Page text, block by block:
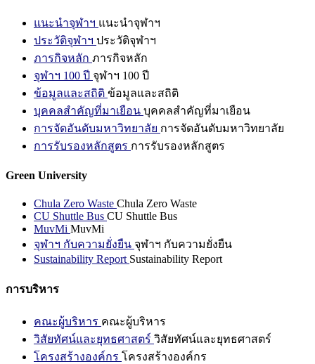
แนะนำจุฬาฯ แนะนำจุฬาฯ
ประวัติจุฬาฯ ประวัติจุฬาฯ
ภารกิจหลัก ภารกิจหลัก
จุฬาฯ 100 ปี จุฬาฯ 100 ปี
ข้อมูลและสถิติ ข้อมูลและสถิติ
บุคคลสำคัญที่มาเยือน บุคคลสำคัญที่มาเยือน
การจัดอันดับมหาวิทยาลัย การจัดอันดับมหาวิทยาลัย
การรับรองหลักสูตร การรับรองหลักสูตร
Green University
Chula Zero Waste Chula Zero Waste
CU Shuttle Bus CU Shuttle Bus
MuvMi MuvMi
จุฬาฯ กับความยั่งยืน จุฬาฯ กับความยั่งยืน
Sustainability Report Sustainability Report
การบริหาร
คณะผู้บริหาร คณะผู้บริหาร
วิสัยทัศน์และยุทธศาสตร์ วิสัยทัศน์และยุทธศาสตร์
โครงสร้างองค์กร โครงสร้างองค์กร